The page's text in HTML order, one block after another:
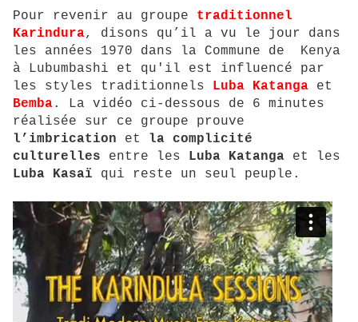
Pour revenir au groupe traditionnel
Karindura, disons qu’il a vu le jour dans
les années 1970 dans la Commune de Kenya
à Lubumbashi et qu'il est influencé par
les styles traditionnels
Luba Katanga et
Bemba. La vidéo ci-dessous de 6 minutes
réalisée sur ce groupe prouve
l’imbrication et la complicité
culturelles entre les Luba Katanga et les
Luba Kasaï qui reste un seul peuple.